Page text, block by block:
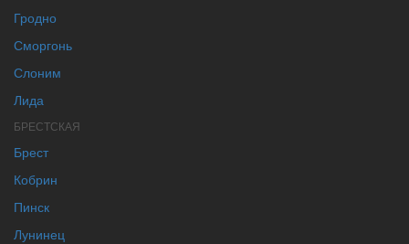
Гродно
Сморгонь
Слоним
Лида
БРЕСТСКАЯ
Брест
Кобрин
Пинск
Лунинец